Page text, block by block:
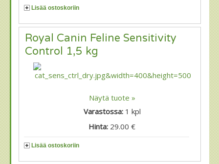
Lisää ostoskoriin
Royal Canin Feline Sensitivity
Control 1,5 kg
Näytä tuote »
Varastossa: 1 kpl
Hinta: 29.00 €
Lisää ostoskoriin